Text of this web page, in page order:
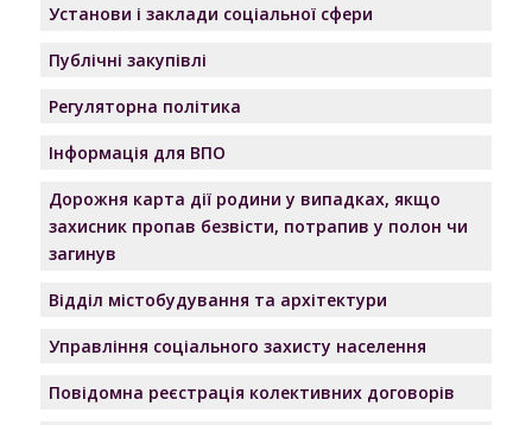
Установи і заклади соціальної сфери
Публічні закупівлі
Регуляторна політика
Інформація для ВПО
Дорожня карта дії родини у випадках, якщо
захисник пропав безвісти, потрапив у полон чи
загинув
Відділ містобудування та архітектури
Управління соціального захисту населення
Повідомна реєстрація колективних договорів